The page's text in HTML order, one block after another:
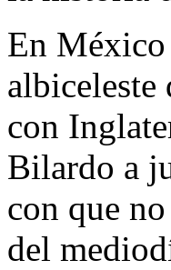
En México
albiceleste
con
Bilardo a
con que
del